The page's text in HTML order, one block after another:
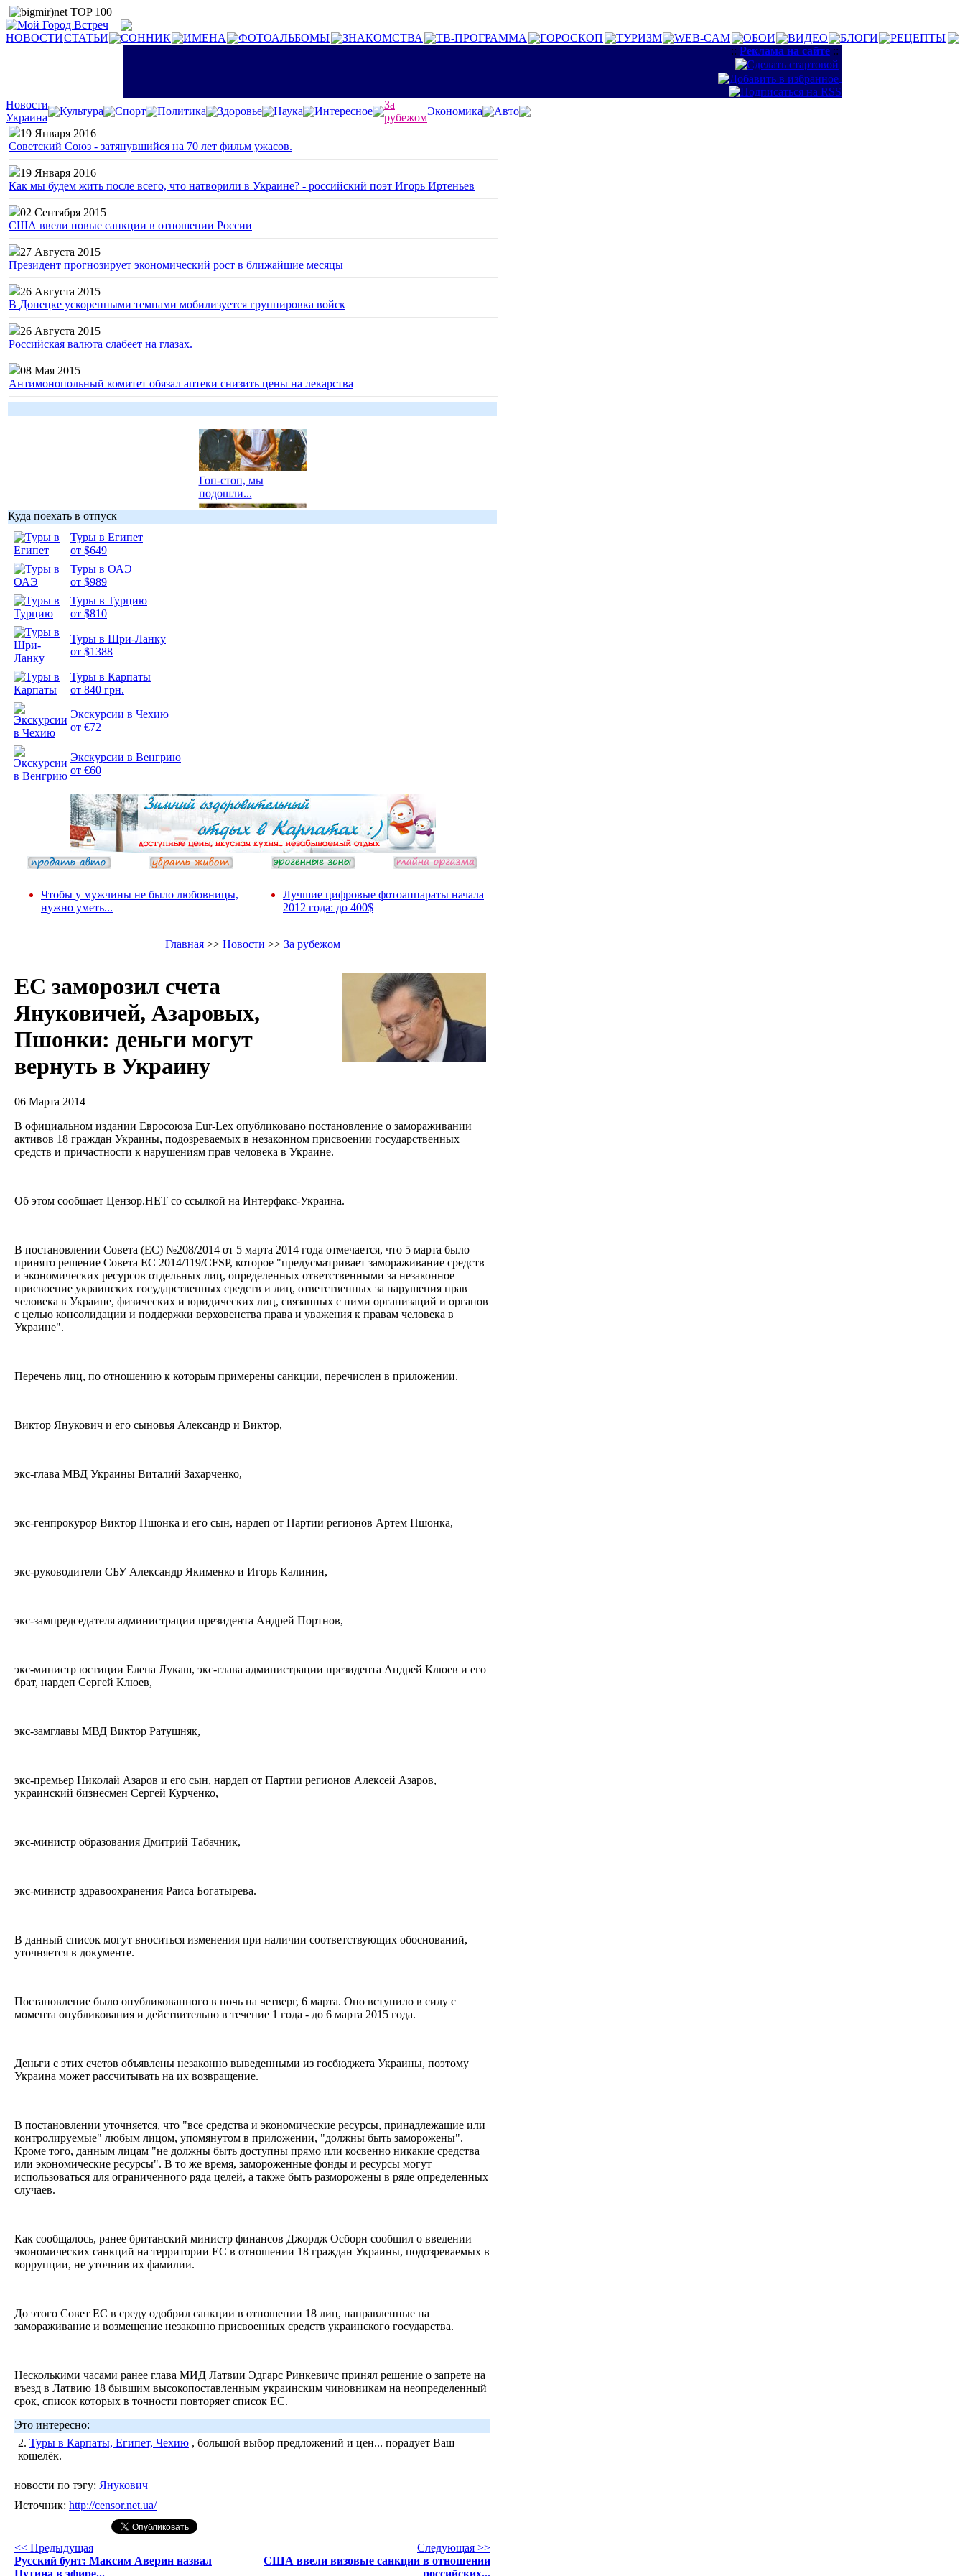
НОВОСТИСТАТЬИ СОННИК ИМЕНА ФОТОАЛЬБОМЫ ЗНАКОМСТВА ТВ-ПРОГРАММА ГОРОСКОП ТУРИЗМ WEB-CAM ОБОИ ВИДЕО БЛОГИ
РЕЦЕПТЫ
:: Реклама на сайте ::
Новости
Украина
Культура Спорт Политика Здоровье Наука Интересное
За
рубежом
Экономика
Авто
19 Января 2016
Советский Союз - затянувшийся на 70 лет фильм ужасов.
19 Января 2016
Как мы будем жить после всего, что натворили в Украине? - российский поэт Игорь Иртеньев
02 Сентября 2015
США ввели новые санкции в отношении России
27 Августа 2015
Президент прогнозирует экономический рост в ближайшие месяцы
26 Августа 2015
В Донецке ускоренными темпами мобилизуется группировка войск
26 Августа 2015
Российская валюта слабеет на глазах.
08 Мая 2015
Антимонопольный комитет обязал аптеки снизить цены на лекарства
Гоп-стоп, мы
подошли...
Куда поехать в отпуск
Туры в Египет
от $649
Туры в ОАЭ
от $989
Туры в Турцию
от $810
Туры в Шри-Ланку
от $1388
Туры в Карпаты
от 840 грн.
Экскурсии в Чехию
от €72
Экскурсии в Венгрию
от €60
Чтобы у мужчины не было любовницы,
нужно уметь...
Лучшие цифровые фотоаппараты начала
2012 года: до 400$
Главная>> Новости >> За рубежом
ЕС заморозил счета
Януковичей, Азаровых,
Пшонки: деньги могут
вернуть в Украину
06 Марта 2014
В официальном издании Евросоюза Eur-Lex опубликовано постановление о замораживании
активов 18 граждан Украины, подозреваемых в незаконном присвоении государственных
средств и причастности к нарушениям прав человека в Украине.
Об этом сообщает Цензор.НЕТ со ссылкой на Интерфакс-Украина.
В постановлении Совета (ЕС) №208/2014 от 5 марта 2014 года отмечается, что 5 марта было
принято решение Совета ЕС 2014/119/CFSP, которое "предусматривает замораживание средств
и экономических ресурсов отдельных лиц, определенных ответственными за незаконное
присвоение украинских государственных средств и лиц, ответственных за нарушения прав
человека в Украине, физических и юридических лиц, связанных с ними организаций и органов
с целью консолидации и поддержки верховенства права и уважения к правам человека в
Украине".
Перечень лиц, по отношению к которым примерены санкции, перечислен в приложении.
Виктор Янукович и его сыновья Александр и Виктор,
экс-глава МВД Украины Виталий Захарченко,
экс-генпрокурор Виктор Пшонка и его сын, нардеп от Партии регионов Артем Пшонка,
экс-руководители СБУ Александр Якименко и Игорь Калинин,
экс-зампредседателя администрации президента Андрей Портнов,
экс-министр юстиции Елена Лукаш, экс-глава администрации президента Андрей Клюев и его
брат, нардеп Сергей Клюев,
экс-замглавы МВД Виктор Ратушняк,
экс-премьер Николай Азаров и его сын, нардеп от Партии регионов Алексей Азаров,
украинский бизнесмен Сергей Курченко,
экс-министр образования Дмитрий Табачник,
экс-министр здравоохранения Раиса Богатырева.
В данный список могут вноситься изменения при наличии соответствующих обоснований,
уточняется в документе.
Постановление было опубликованного в ночь на четверг, 6 марта. Оно вступило в силу с
момента опубликования и действительно в течение 1 года - до 6 марта 2015 года.
Деньги с этих счетов объявлены незаконно выведенными из госбюджета Украины, поэтому
Украина может рассчитывать на их возвращение.
В постановлении уточняется, что "все средства и экономические ресурсы, принадлежащие или
контролируемые" любым лицом, упомянутом в приложении, "должны быть заморожены".
Кроме того, данным лицам "не должны быть доступны прямо или косвенно никакие средства
или экономические ресурсы". В то же время, замороженные фонды и ресурсы могут
использоваться для ограниченного ряда целей, а также быть разморожены в ряде определенных
случаев.
Как сообщалось, ранее британский министр финансов Джордж Осборн сообщил о введении
экономических санкций на территории ЕС в отношении 18 граждан Украины, подозреваемых в
коррупции, не уточнив их фамилии.
До этого Совет ЕС в среду одобрил санкции в отношении 18 лиц, направленные на
замораживание и возмещение незаконно присвоенных средств украинского государства.
Несколькими часами ранее глава МИД Латвии Эдгарс Ринкевичс принял решение о запрете на
въезд в Латвию 18 бывшим высокопоставленным украинским чиновникам на неопределенный
срок, список которых в точности повторяет список ЕС.
Это интересно:
2. Туры в Карпаты, Египет, Чехию , большой выбор предложений и цен... порадует Ваш
кошелёк.
новости по тэгу: Янукович
Источник: http://censor.net.ua/
<< Предыдущая
Русский бунт: Максим Аверин назвал
Путина в эфире...
Следующая >>
США ввели визовые санкции в отношении
российских...